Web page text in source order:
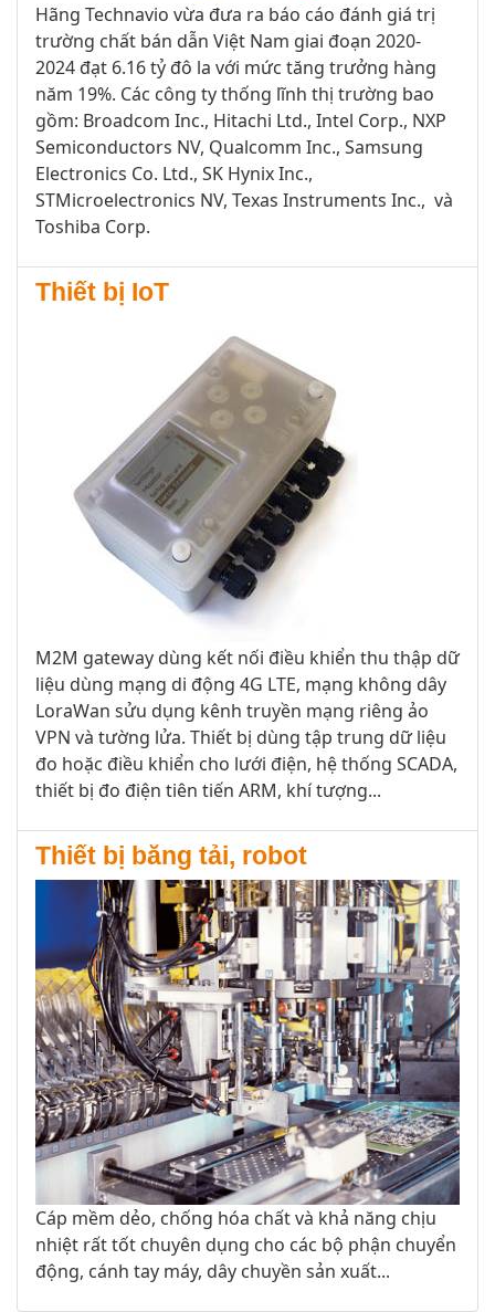
Hãng Technavio vừa đưa ra báo cáo đánh giá trị
trường chất bán dẫn Việt Nam giai đoạn 2020-
2024 đạt 6.16 tỷ đô la với mức tăng trưởng hàng
năm 19%. Các công ty thống lĩnh thị trường bao
gồm: Broadcom Inc., Hitachi Ltd., Intel Corp., NXP
Semiconductors NV, Qualcomm Inc., Samsung
Electronics Co. Ltd., SK Hynix Inc.,
STMicroelectronics NV, Texas Instruments Inc., và
Toshiba Corp.
Thiết bị IoT
M2M gateway dùng kết nối điều khiển thu thập dữ
liệu dùng mạng di động 4G LTE, mạng không dây
LoraWan sửu dụng kênh truyền mạng riêng ảo
VPN và tường lửa. Thiết bị dùng tập trung dữ liệu
đo hoặc điều khiển cho lưới điện, hệ thống SCADA,
thiết bị đo điện tiên tiến ARM, khí tượng...
Thiết bị băng tải, robot
Cáp mềm dẻo, chống hóa chất và khả năng chịu
nhiệt rất tốt chuyên dụng cho các bộ phận chuyển
động, cánh tay máy, dây chuyền sản xuất...